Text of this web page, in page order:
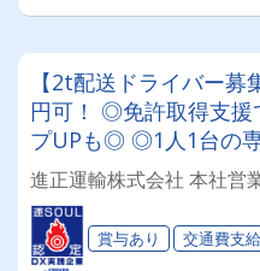
【2t配送ドライバー
円可！ ◎免許取得支援
プUPも◎ ◎1人1台の
や希望休の相談も柔軟
き必見！ 会社の工具で
進正運輸株式会社 本社営
賞与あり 交通費支給